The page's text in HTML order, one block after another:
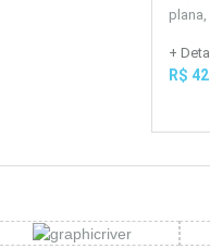
+
R$